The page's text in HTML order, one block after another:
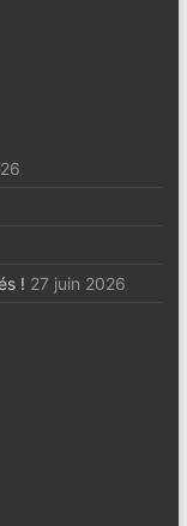
! 27 juin 2026